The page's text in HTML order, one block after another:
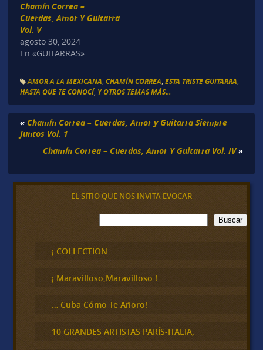
Chamín Correa –
Cuerdas, Amor Y Guitarra
Vol. V
agosto 30, 2024
En «GUITARRAS»
AMOR A LA MEXICANA CHAMÍN CORREA ESTA TRISTE GUITARRA
HASTA QUE TE CONOCÍ, Y OTROS TEMAS MÁS...
« Chamín Correa – Cuerdas, Amor y Guitarra Siempre
Juntos Vol. 1
Chamín Correa – Cuerdas, Amor Y Guitarra Vol. IV»
EL SITIO QUE NOS INVITA EVOCAR
B
u
c
a
Buscar
¡ COLLECTION
¡ Maravilloso,Maravilloso !
… Cuba Cómo Te Añoro!
10 GRANDES ARTISTAS PARÍS-ITALIA,